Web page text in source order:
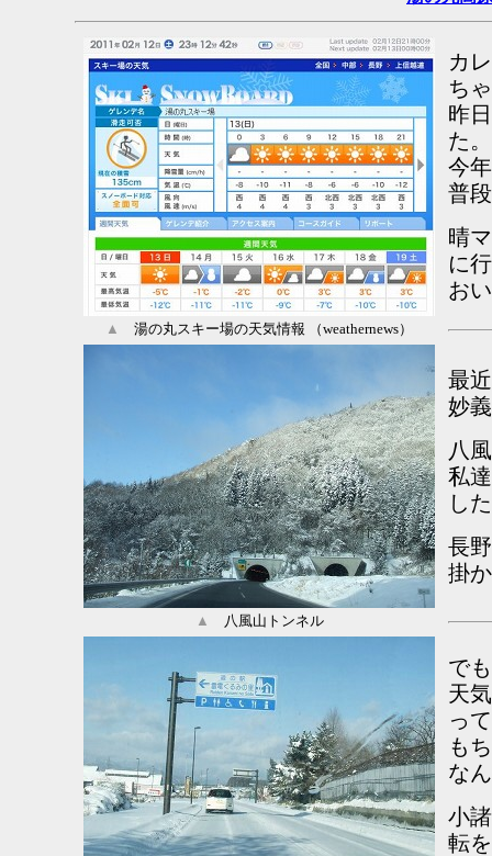
カ
ち
昨
た。
今
普
晴
に
お
▲ 湯の丸スキー場の天気情報 （weathernews）
最
妙
八
私
し
長
掛
▲ 八風山トンネル
で
天
っ
も
な
小
転